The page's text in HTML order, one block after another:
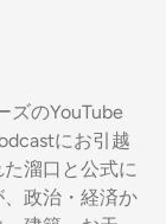
ズのYouTube
にお引越
溜口と公式に
政治・経済か